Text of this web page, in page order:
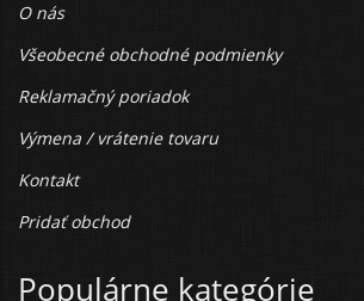
O nás
Všeobecné obchodné podmienky
Reklamačný poriadok
Výmena / vrátenie tovaru
Kontakt
Pridať obchod
Populárne kategórie